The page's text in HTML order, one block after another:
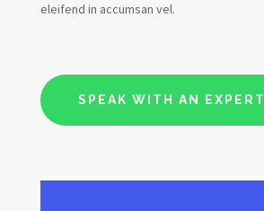
eleifend in accumsan vel.
SPEAK WITH AN EXPERT